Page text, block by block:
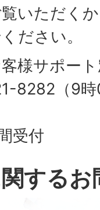
いただく
ださい。
様サポー
8282（9
受付
する